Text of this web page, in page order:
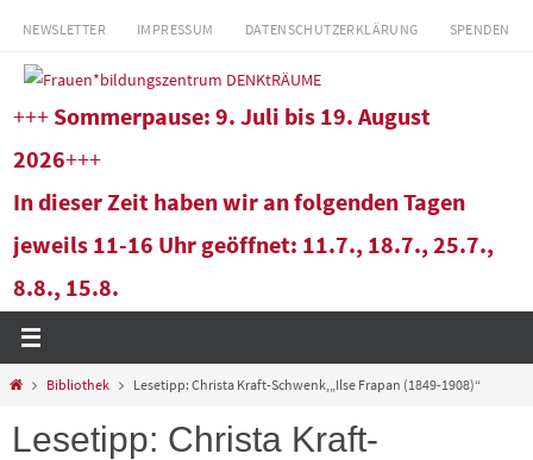
Zum
springen
NEWSLETTER IMPRESSUM DATENSCHUTZERKLÄRUNG SPENDEN
+++ Sommerpause: 9. Juli bis 19. August
2026+++
In dieser Zeit haben wir an folgenden Tagen
jeweils 11-16 Uhr geöffnet: 11.7., 18.7., 25.7.,
8.8., 15.8.
StartBibliothek Lesetipp: Christa Kraft-Schwenk,„Ilse Frapan (1849-1908)“
Lesetipp: Christa Kraft-